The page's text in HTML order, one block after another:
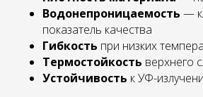
Водонепроницаемость —
показатель качества
Гибкость при низких
Термостойкость верхнего
Устойчивость к УФ-